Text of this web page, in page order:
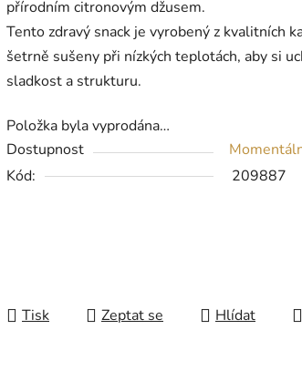
0,0
z
5
hvězdiček.
přírodním citronovým džusem.
Tento zdravý snack je vyrobený z kvalitních
šetrně sušeny při nízkých teplotách, aby si
sladkost a strukturu.
Položka byla vyprodána…
Dostupnost
Kód:
209887
Tisk Zeptat se Hlídat